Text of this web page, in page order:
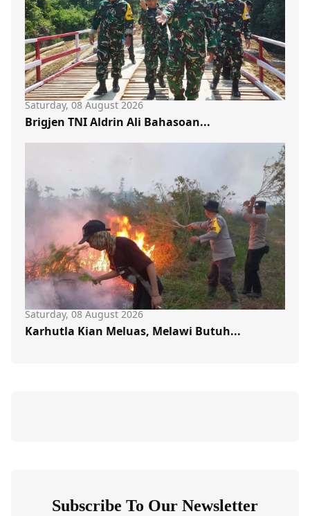
Saturday, 08 August 2026
Brigjen TNI Aldrin Ali Bahasoan...
Saturday, 08 August 2026
Karhutla Kian Meluas, Melawi Butuh...
Subscribe To Our Newsletter